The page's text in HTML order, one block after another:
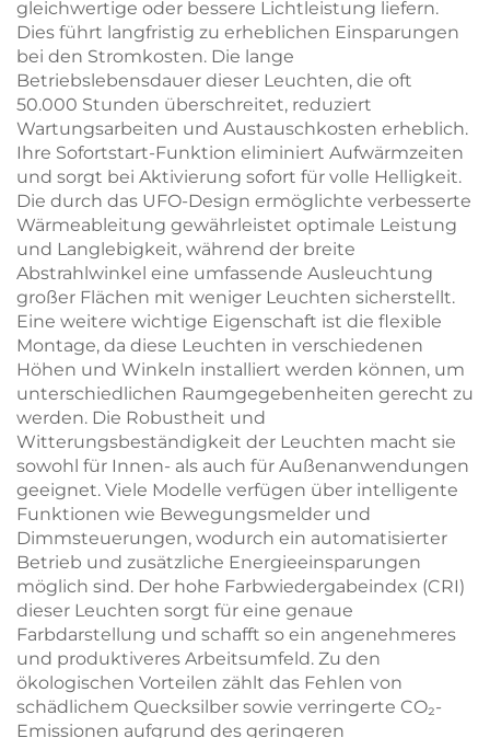
gleichwertige oder bessere Lichtleistung liefern.
Dies führt langfristig zu erheblichen Einsparungen
bei den Stromkosten. Die lange
Betriebslebensdauer dieser Leuchten, die oft
50.000 Stunden überschreitet, reduziert
Wartungsarbeiten und Austauschkosten erheblich.
Ihre Sofortstart-Funktion eliminiert Aufwärmzeiten
und sorgt bei Aktivierung sofort für volle Helligkeit.
Die durch das UFO-Design ermöglichte verbesserte
Wärmeableitung gewährleistet optimale Leistung
und Langlebigkeit, während der breite
Abstrahlwinkel eine umfassende Ausleuchtung
großer Flächen mit weniger Leuchten sicherstellt.
Eine weitere wichtige Eigenschaft ist die flexible
Montage, da diese Leuchten in verschiedenen
Höhen und Winkeln installiert werden können, um
unterschiedlichen Raumgegebenheiten gerecht zu
werden. Die Robustheit und
Witterungsbeständigkeit der Leuchten macht sie
sowohl für Innen- als auch für Außenanwendungen
geeignet. Viele Modelle verfügen über intelligente
Funktionen wie Bewegungsmelder und
Dimmsteuerungen, wodurch ein automatisierter
Betrieb und zusätzliche Energieeinsparungen
möglich sind. Der hohe Farbwiedergabeindex (CRI)
dieser Leuchten sorgt für eine genaue
Farbdarstellung und schafft so ein angenehmeres
und produktiveres Arbeitsumfeld. Zu den
ökologischen Vorteilen zählt das Fehlen von
schädlichem Quecksilber sowie verringerte CO₂-
Emissionen aufgrund des geringeren